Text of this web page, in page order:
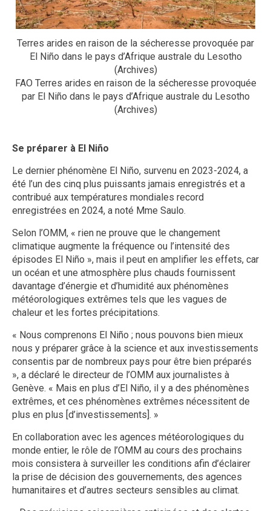
Terres arides en raison de la sécheresse provoquée par
El Niño dans le pays d’Afrique australe du Lesotho
(Archives)
FAO Terres arides en raison de la sécheresse provoquée
par El Niño dans le pays d’Afrique australe du Lesotho
(Archives)
Se préparer à El Niño
Le dernier phénomène El Niño, survenu en 2023-2024, a
été l’un des cinq plus puissants jamais enregistrés et a
contribué aux températures mondiales record
enregistrées en 2024, a noté Mme Saulo.
Selon l’OMM, « rien ne prouve que le changement
climatique augmente la fréquence ou l’intensité des
épisodes El Niño », mais il peut en amplifier les effets, car
un océan et une atmosphère plus chauds fournissent
davantage d’énergie et d’humidité aux phénomènes
météorologiques extrêmes tels que les vagues de
chaleur et les fortes précipitations.
« Nous comprenons El Niño ; nous pouvons bien mieux
nous y préparer grâce à la science et aux investissements
consentis par de nombreux pays pour être bien préparés
», a déclaré le directeur de l’OMM aux journalistes à
Genève. « Mais en plus d’El Niño, il y a des phénomènes
extrêmes, et ces phénomènes extrêmes nécessitent de
plus en plus [d’investissements]. »
En collaboration avec les agences météorologiques du
monde entier, le rôle de l’OMM au cours des prochains
mois consistera à surveiller les conditions afin d’éclairer
la prise de décision des gouvernements, des agences
humanitaires et d’autres secteurs sensibles au climat.